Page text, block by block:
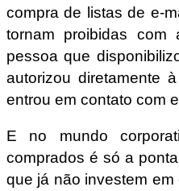
compra de listas de e-
tornam proibidas
pessoa que
autorizou diretamente
entrou em contato com
E no mundo
comprados é só a
que já não investem